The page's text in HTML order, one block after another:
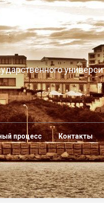
процесс Контакты